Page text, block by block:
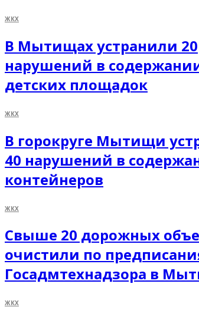
ЖКХ
В Мытищах устранили 20
нарушений в
детских площадок
ЖКХ
В горокруге Мытищи
40 нарушений в
контейнеров
ЖКХ
Свыше 20 дорожных
очистили по
Госадмтехнадзора в
ЖКХ